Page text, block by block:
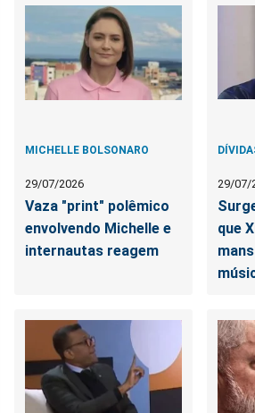
MICHELLE BOLSONARO
29/07/2026
Vaza "print" polêmico
envolvendo Michelle e
internautas reagem
29/07/
que